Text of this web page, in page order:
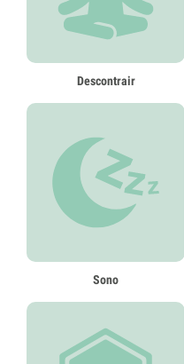
Descontrair
Sono